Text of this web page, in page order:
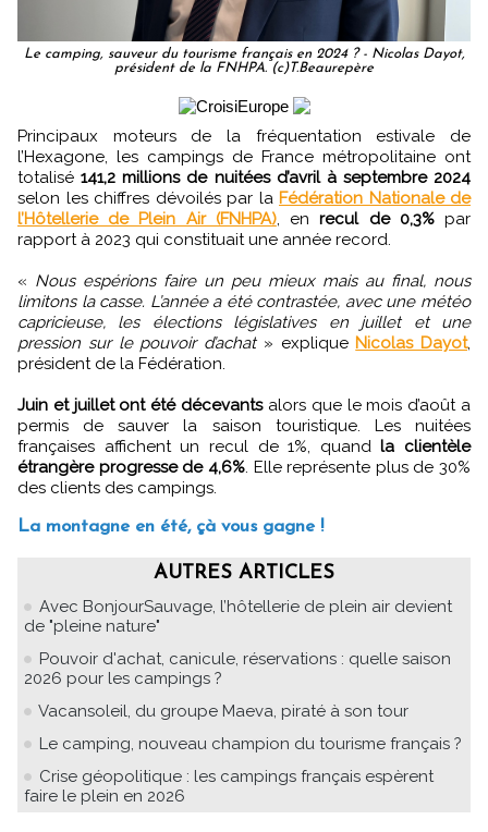
Le camping, sauveur du tourisme français en 2024 ? - Nicolas Dayot,
président de la FNHPA. (c)T.Beaurepère
Principaux moteurs de la fréquentation estivale de
l’Hexagone, les campings de France métropolitaine ont
totalisé141,2 millions de nuitées d’avril à septembre 2024
selon les chiffres dévoilés par la Fédération Nationale de
l’Hôtellerie de Plein Air (FNHPA), enrecul de 0,3%par
rapport à 2023 qui constituait une année record.
« Nous espérions faire un peu mieux mais au final, nous
limitons la casse. L’année a été contrastée, avec une météo
capricieuse, les élections législatives en juillet et une
pression sur le pouvoir d’achat» explique Nicolas Dayot,
président de la Fédération.
Juin et juillet ont été décevantsalors que le mois d’août a
permis de sauver la saison touristique. Les nuitées
françaises affichent un recul de 1%, quand la clientèle
étrangère progresse de 4,6%. Elle représente plus de 30%
des clients des campings.
La montagne en été, çà vous gagne !
AUTRES ARTICLES
Avec BonjourSauvage, l’hôtellerie de plein air devient
de "pleine nature"
Pouvoir d'achat, canicule, réservations : quelle saison
2026 pour les campings ?
Vacansoleil, du groupe Maeva, piraté à son tour
Le camping, nouveau champion du tourisme français ?
Crise géopolitique : les campings français espèrent
faire le plein en 2026